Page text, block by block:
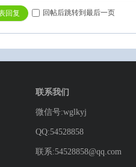
回复 回帖后跳转到最后一页
联系我们
微信号:wglkyj
QQ:54528858
联系:54528858@qq.com